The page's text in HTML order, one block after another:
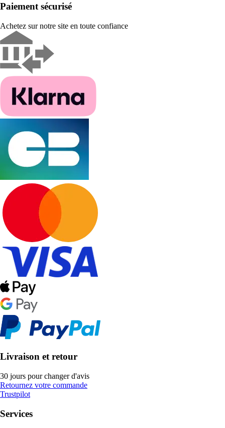
Paiement sécurisé
Achetez sur notre site en toute confiance
Livraison et retour
30 jours pour changer d'avis
Retournez votre commande
Trustpilot
Services